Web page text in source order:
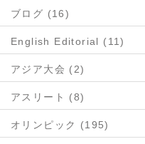
ブログ (16)
English Editorial (11)
アジア大会 (2)
アスリート (8)
オリンピック (195)